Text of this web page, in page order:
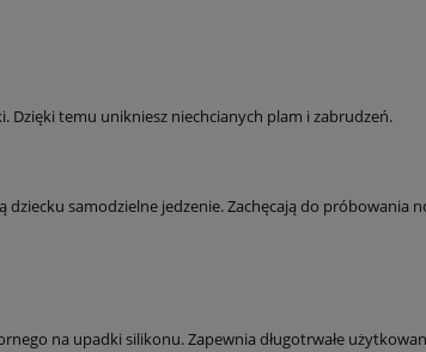
Dzięki temu unikniesz niechcianych plam i zabrudzeń.
samodzielne jedzenie. Zachęcają do próbowania
na upadki silikonu. Zapewnia długotrwałe